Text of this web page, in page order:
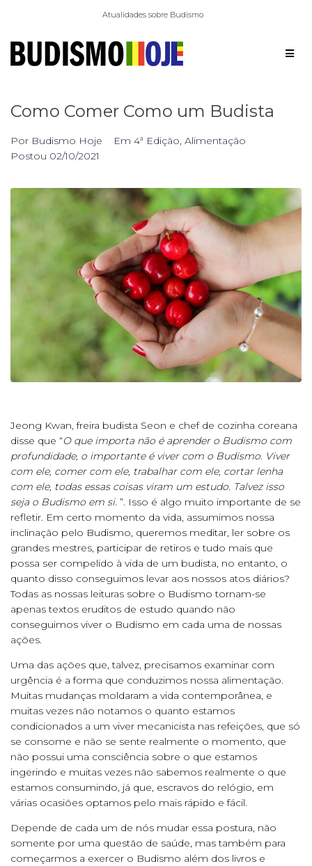
Atualidades sobre Budismo
Como Comer Como um Budista
Por Budismo Hoje Em 4ª Edição, Alimentação
Postou 02/10/2021
Jeong Kwan, freira budista Seon e chef de cozinha coreana
disse que “O que importa não é aprender o Budismo com
profundidade, o importante é viver com o Budismo. Viver
com ele, comer com ele, trabalhar com ele, cortar lenha
com ele, todas essas coisas viram um estudo. Talvez isso
seja o Budismo em si. ”. Isso é algo muito importante de se
refletir. Em certo momento da vida, assumimos nossa
inclinação pelo Budismo, queremos meditar, ler sobre os
grandes mestres, participar de retiros e tudo mais que
possa ser compelido à vida de um budista, no entanto, o
quanto disso conseguimos levar aos nossos atos diários?
Todas as nossas leituras sobre o Budismo tornam-se
apenas textos eruditos de estudo quando não
conseguimos viver o Budismo em cada uma de nossas
ações.
Uma das ações que, talvez, precisamos examinar com
urgência é a forma que conduzimos nossa alimentação.
Muitas mudanças moldaram a vida contemporânea, e
muitas vezes não notamos o quanto estamos
condicionados a um viver mecanicista nas refeições, que só
se consome e não se sente realmente o momento, que
não possui uma consciência sobre o que estamos
ingerindo e muitas vezes não sabemos realmente o que
estamos consumindo, já que, escravos do relógio, em
várias ocasiões optamos pelo mais rápido e fácil.
Depende de cada um de nós mudar essa postura, não
somente por uma questão de saúde, mas também para
começarmos a exercer o Budismo além dos livros e